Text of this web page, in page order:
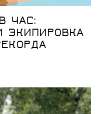
ЧАС:
ЭКИПИРОВКА